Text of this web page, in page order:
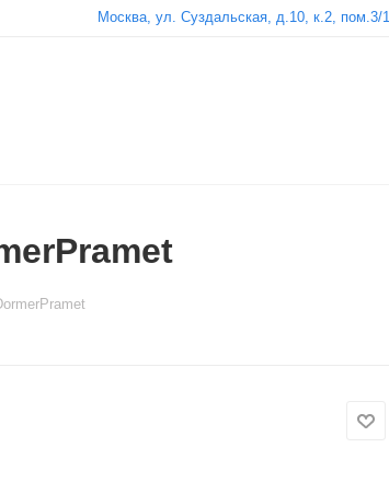
Москва, ул. Суздальская, д.10, к.2, пом.3/1